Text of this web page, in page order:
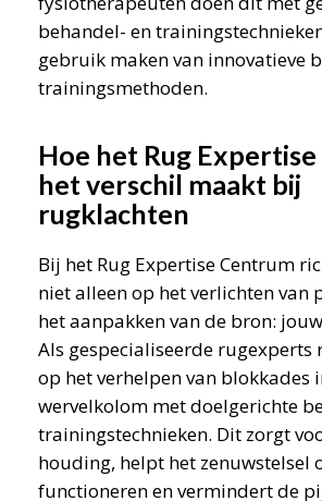
behandel- en
gebruik maken van innovatieve
trainingsmethoden.
Hoe het Rug
het verschil maakt bij
rugklachten
Bij het Rug Expertise Centrum
niet alleen op het verlichten van
het aanpakken van de bron:
Als gespecialiseerde rugexperts
op het verhelpen van blokkades
wervelkolom met doelgerichte
trainingstechnieken. Dit zorgt
houding, helpt het zenuwstelsel
functioneren en vermindert de